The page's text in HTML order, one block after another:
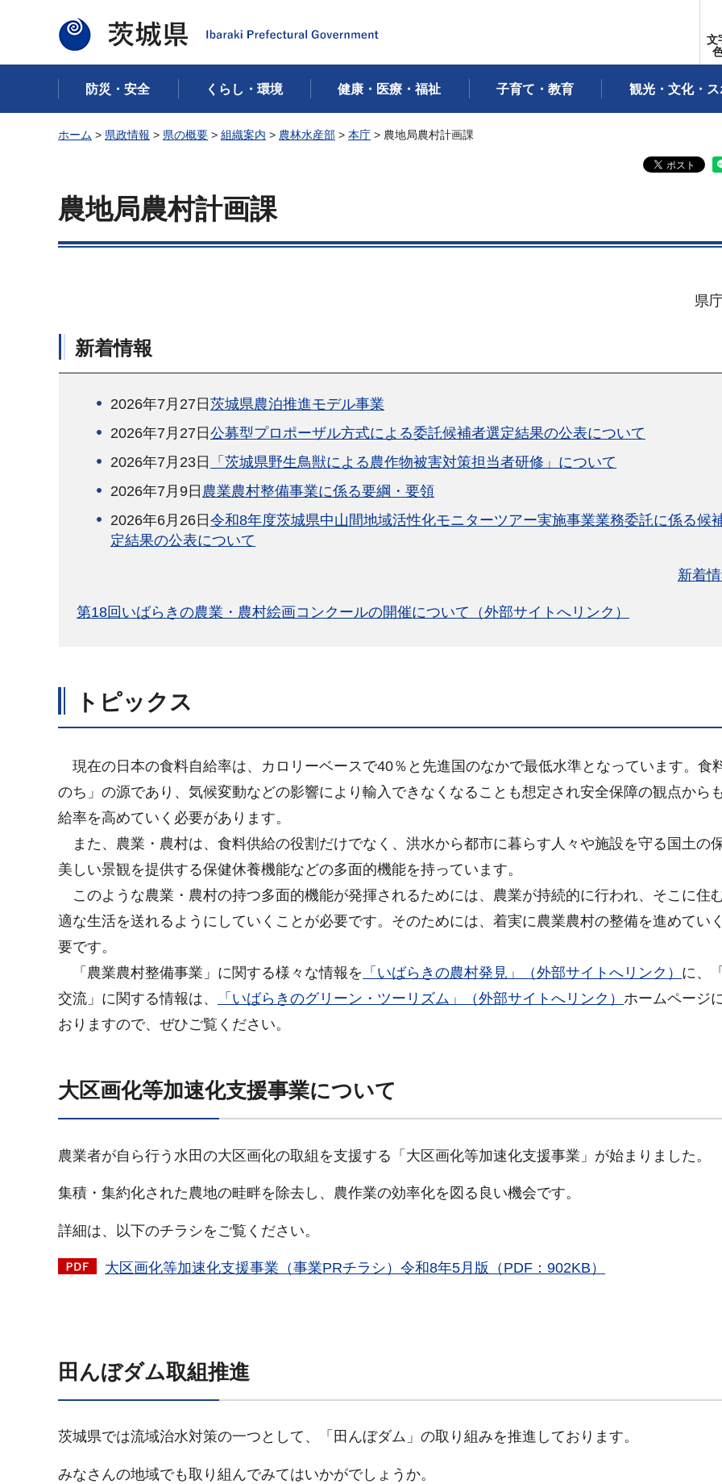
茨城県
文
防災・安全 くらし・環境 健康・医療・福祉 子育て・教育 観光・文化・ス
ホーム > 県政情報 > 県の概要 > 組織案内 > 農林水産部 > 本庁 > 農地局農村計画課
農地局農村計画課
県
新着情報
2026年7月27日 茨城県農泊推進モデル事業
2026年7月27日 公募型プロポーザル方式による委託候補者選定結果の公表について
2026年7月23日
「茨城県野生鳥獣による農作物被害対策担当者研修」について
2026年7月9日 農業農村整備事業に係る要綱・要領
2026年6月26日令和8年度茨城県中山間地域活性化モニターツアー実施事業業務委託に係る候
定結果の公表について
新着
第18回いばらきの農業・農村絵画コンクールの開催について（外部サイトへリンク）
トピックス
現在の日本の食料自給率は、カロリーベースで40％と先進国のなかで最低水準となっています。食
のち」の源であり、気候変動などの影響により輸入できなくなることも想定され安全保障の観点から
給率を高めていく必要があります。
また 、農業・農村は、食料供給の役割だけでなく、洪水から都市に暮らす人々や施設を守る国土の
美しい景観を提供する保健休養機能などの多面的機能を持っています。
このような農業・農村の持つ多面的機能が発揮されるためには、農業が持続的に行われ、そこに住
適な生活を送れるようにしていくことが必要です。そのためには、着実に農業農村の整備を進めてい
要です。
「農業農村整備事業」に関する様々な情報を 「いばらきの農村発見」（外部サイトへリンク） に、
交流」に関する情報は、
「いばらきのグリーン・ツーリズム」（外部サイトへリンク） ホームページ
おりますので、ぜひご覧ください。
大区画化等加速化支援事業について
農業者が自ら行う水田の大区画化の取組を支援する「大区画化等加速化支援事業」が始まりました。
集積・集約化された農地の畦畔を除去し、農作業の効率化を図る良い機会です。
詳細は、以下のチラシをご覧ください。
大区画化等加速化支援事業（事業PRチラシ）令和8年5月版（PDF：902KB）
田んぼダム取組推進
茨城県では流域治水対策の一つとして、「田んぼダム」の取り組みを推進しております。
みなさんの地域でも取り組んでみてはいかがでしょうか。